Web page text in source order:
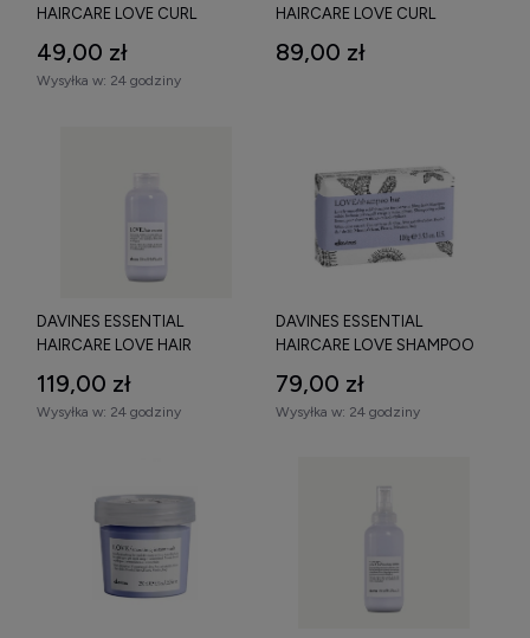
HAIRCARE LOVE CURL
ODŚWIEŻAJĄCA WŁOSY
KRĘCONE I NADAJĄCA IM
49,00 zł
Wysyłka w: 24 godziny
HAIRCARE LOVE CURL
PODKREŚLAJĄCY SKRĘT 250
89,00 zł
DAVINES ESSENTIAL
HAIRCARE LOVE HAIR
WYGŁĄDZAJĄCY BEZ
SPŁUKIWANIA 150 ML
119,00 zł
Wysyłka w: 24 godziny
DAVINES ESSENTIAL
HAIRCARE LOVE SHAMPOO
WYGŁĄDZAJĄCY W KOSTCE
DO WŁOSÓW PUSZĄCYCH
79,00 zł
Wysyłka w: 24 godziny